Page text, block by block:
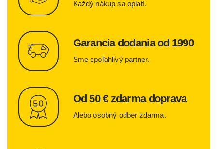
Každý nákup sa oplatí.
Garancia dodania od 1990
Sme spoľahlivý partner.
Od 50 € zdarma doprava
Alebo osobný odber zdarma.